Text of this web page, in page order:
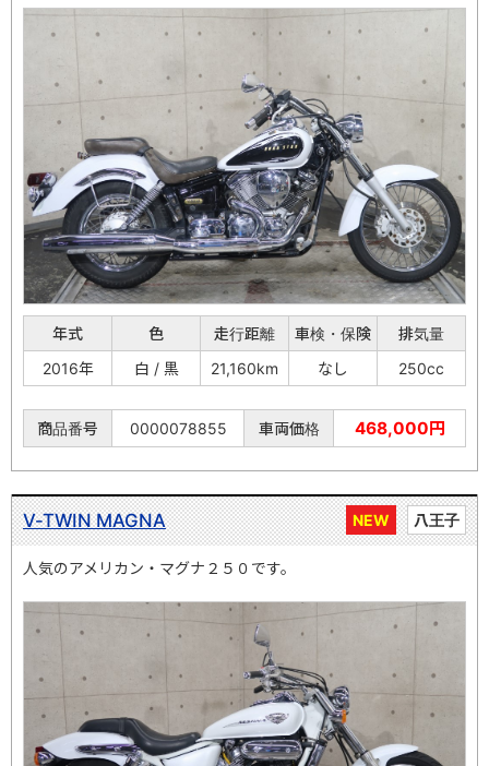
年式 色 走行距離 車検・保険
排気量
2016年
白 / 黒 21,160km なし 250cc
商品番号 0000078855 車両価格 468,000円
NEW 八王子
V-TWIN MAGNA
人気のアメリカン・マグナ２５０です。